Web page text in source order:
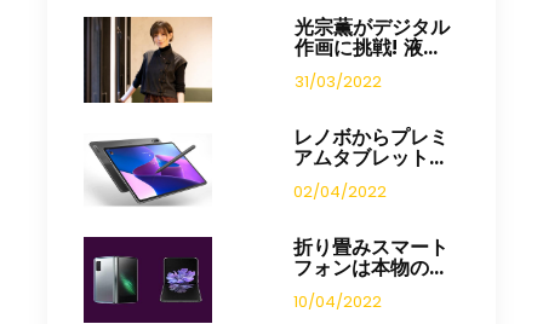
光宗薫がデジタル
作画に挑戦! 液...
31/03/2022
レノボからプレミ
アムタブレット...
02/04/2022
折り畳みスマート
フォンは本物の...
10/04/2022